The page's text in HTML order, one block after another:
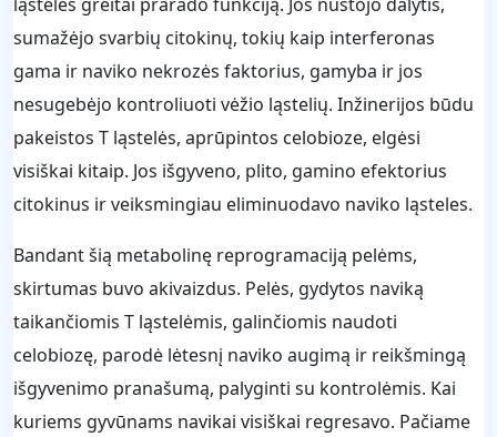
sumažėjo svarbių citokinų, tokių kaip interferonas
gama ir naviko nekrozės faktorius, gamyba ir jos
nesugebėjo kontroliuoti vėžio ląstelių. Inžinerijos būdu
pakeistos T ląstelės, aprūpintos celobioze, elgėsi
visiškai kitaip. Jos išgyveno, plito, gamino efektorius
citokinus ir veiksmingiau eliminuodavo naviko ląsteles.
Bandant šią metabolinę reprogramaciją pelėms,
skirtumas buvo akivaizdus. Pelės, gydytos naviką
taikančiomis T ląstelėmis, galinčiomis naudoti
celobiozę, parodė lėtesnį naviko augimą ir reikšmingą
išgyvenimo pranašumą, palyginti su kontrolėmis. Kai
kuriems gyvūnams navikai visiškai regresavo. Pačiame